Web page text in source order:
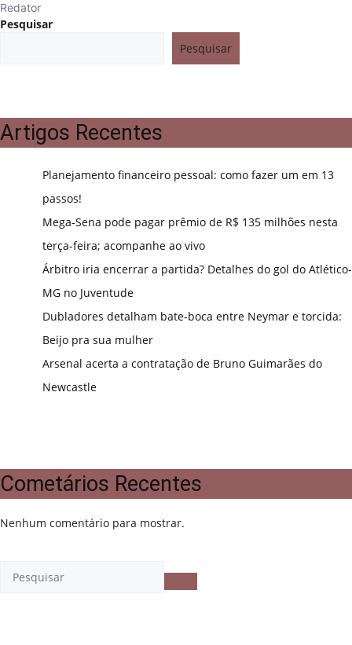
Redator
Pesquisar
Pesquisar
Artigos Recentes
Planejamento financeiro pessoal: como fazer um em 13
passos!
Mega-Sena pode pagar prêmio de R$ 135 milhões nesta
terça-feira; acompanhe ao vivo
Árbitro iria encerrar a partida? Detalhes do gol do Atlético-
MG no Juventude
Dubladores detalham bate-boca entre Neymar e torcida:
Beijo pra sua mulher
Arsenal acerta a contratação de Bruno Guimarães do
Newcastle
Cometários Recentes
Nenhum comentário para mostrar.